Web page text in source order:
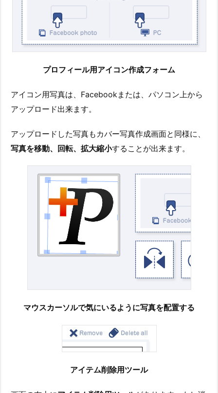
プロフィール用アイコン作成フォーム
アイコン用写真は、Facebookまたは、パソコン上から
アップロード出来ます。
アップロードした写真もカバー写真作成画面と同様に、
写真を移動、回転、拡大縮小することが出来ます。
マウスカーソルで気にいるように写真を配置する
アイテム削除用ツール